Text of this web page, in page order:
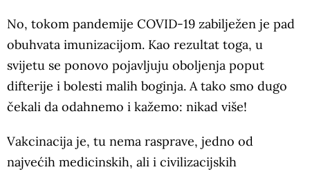
No, tokom pandemije COVID-19 zabilježen je pad
obuhvata imunizacijom. Kao rezultat toga, u
svijetu se ponovo pojavljuju oboljenja poput
difterije i bolesti malih boginja. A tako smo dugo
čekali da odahnemo i kažemo: nikad više!
Vakcinacija je, tu nema rasprave, jedno od
najvećih medicinskih, ali i civilizacijskih